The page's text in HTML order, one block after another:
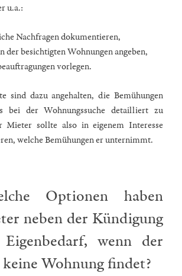
u.a.:
Nachfragen dokumentieren,
der besichtigten Wohnungen angeben,
vorlegen.
sind dazu angehalten, die Bemühungen
bei der Wohnungssuche detailliert zu
Mieter sollte also in eigenem Interesse
welche Bemühungen er unternimmt.
Optionen haben
neben der Kündigung
Eigenbedarf, wenn der
Wohnung findet?